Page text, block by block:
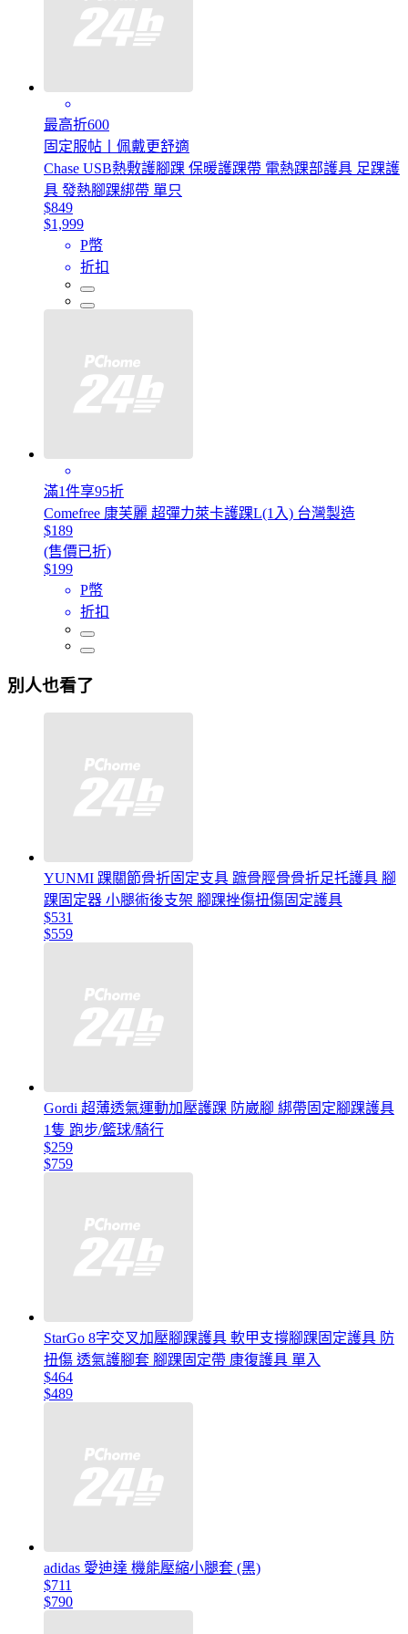
最高折600
固定服帖丨佩戴更舒適
Chase USB熱敷護腳踝 保暖護踝帶 電熱踝部護具 足踝護
具 發熱腳踝綁帶 單只
$849
$1,999
P幣
折扣
滿1件享95折
Comefree 康芙麗 超彈力萊卡護踝L(1入) 台灣製造
$189
(售價已折)
$199
P幣
折扣
別人也看了
YUNMI 踝關節骨折固定支具 蹠骨脛骨骨折足托護具 腳
踝固定器 小腿術後支架 腳踝挫傷扭傷固定護具
$531
$559
Gordi 超薄透氣運動加壓護踝 防崴腳 綁帶固定腳踝護具
1隻 跑步/籃球/騎行
$259
$759
StarGo 8字交叉加壓腳踝護具 軟甲支撐腳踝固定護具 防
扭傷 透氣護腳套 腳踝固定帶 康復護具 單入
$464
$489
adidas 愛迪達 機能壓縮小腿套 (黑)
$711
$790